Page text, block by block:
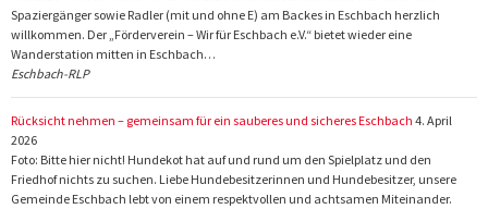
Spaziergänger sowie Radler (mit und ohne E) am Backes in Eschbach herzlich
willkommen. Der „Förderverein – Wir für Eschbach e.V.“ bietet wieder eine
Wanderstation mitten in Eschbach…
Eschbach-RLP
Rücksicht nehmen – gemeinsam für ein sauberes und sicheres Eschbach 4. April
2026
Foto: Bitte hier nicht! Hundekot hat auf und rund um den Spielplatz und den
Friedhof nichts zu suchen. Liebe Hundebesitzerinnen und Hundebesitzer, unsere
Gemeinde Eschbach lebt von einem respektvollen und achtsamen Miteinander.